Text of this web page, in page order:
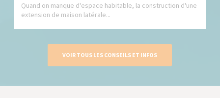
Quand on manque d'espace habitable, la construction d'une
extension de maison latérale...
VOIR TOUS LES CONSEILS ET INFOS